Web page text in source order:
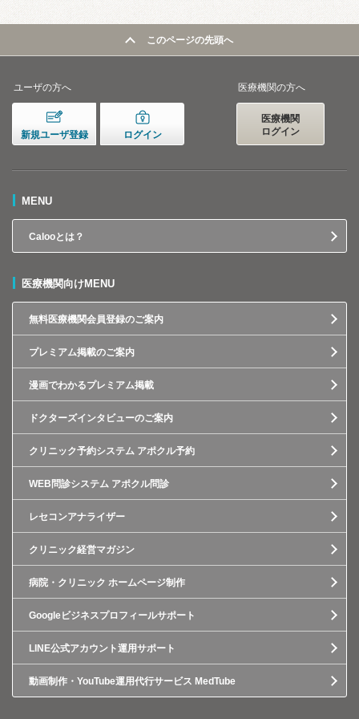
このページの先頭へ
ユーザの方へ
新規ユーザ登録 ログイン
医療機関の方へ
医療機関
ログイン
MENU
Calooとは？
医療機関向けMENU
無料医療機関会員登録のご案内
プレミアム掲載のご案内
漫画でわかるプレミアム掲載
ドクターズインタビューのご案内
クリニック予約システム アポクル予約
WEB問診システム アポクル問診
レセコンアナライザー
クリニック経営マガジン
病院・クリニック ホームページ制作
Googleビジネスプロフィールサポート
LINE公式アカウント運用サポート
動画制作・YouTube運用代行サービス MedTube